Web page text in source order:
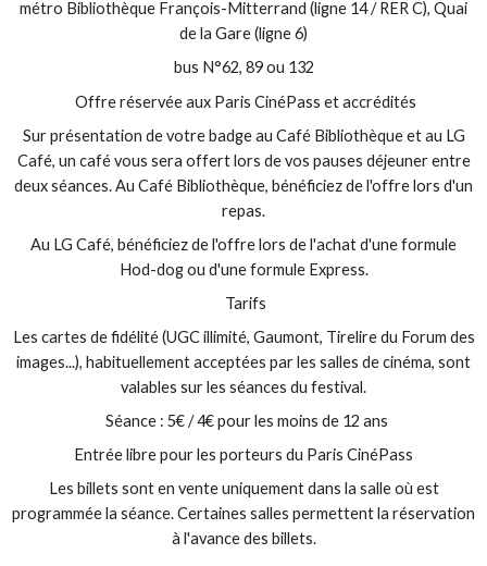
métro Bibliothèque François-Mitterrand (ligne 14 / RER C), Quai
de la Gare (ligne 6)
bus N°62, 89 ou 132
Offre réservée aux Paris CinéPass et accrédités
Sur présentation de votre badge au Café Bibliothèque et au LG
Café, un café vous sera offert lors de vos pauses déjeuner entre
deux séances. Au Café Bibliothèque, bénéficiez de l'offre lors d'un
repas.
Au LG Café, bénéficiez de l'offre lors de l'achat d'une formule
Hod-dog ou d'une formule Express.
Tarifs
Les cartes de fidélité (UGC illimité, Gaumont, Tirelire du Forum des
images...), habituellement acceptées par les salles de cinéma, sont
valables sur les séances du festival.
Séance : 5€ / 4€ pour les moins de 12 ans
Entrée libre pour les porteurs du Paris CinéPass
Les billets sont en vente uniquement dans la salle où est
programmée la séance. Certaines salles permettent la réservation
à l'avance des billets.